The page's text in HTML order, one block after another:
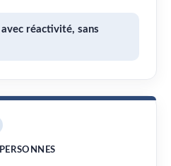
réactivité, sans